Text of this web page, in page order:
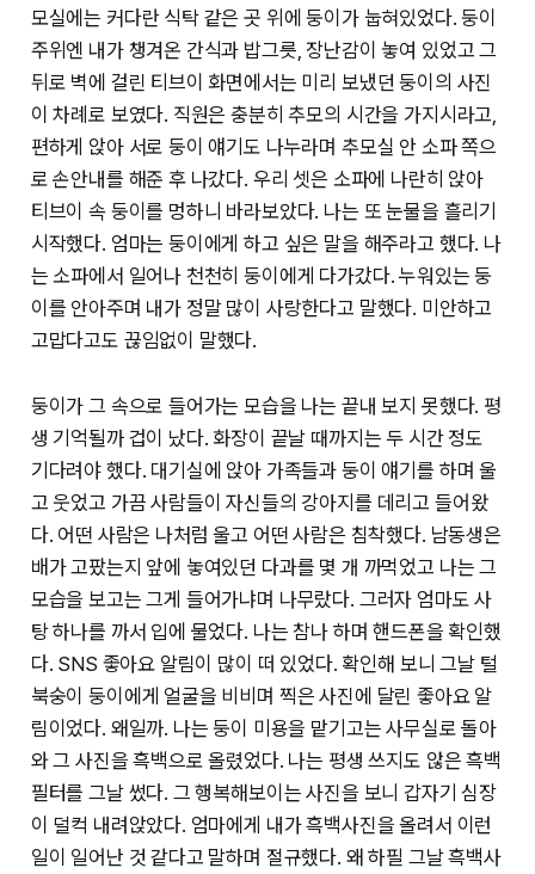
모실에는 커다란 식탁 같은 곳 위에 둥이가 눕혀있었다. 둥이
주위엔 내가 챙겨온 간식과 밥그릇, 장난감이 놓여 있었고 그
뒤로 벽에 걸린 티브이 화면에서는 미리 보냈던 둥이의 사진
이 차례로 보였다. 직원은 충분히 추모의 시간을 가지시라고,
편하게 앉아 서로 둥이 얘기도 나누라며 추모실 안 소파 쪽으
로 손안내를 해준 후 나갔다. 우리 셋은 소파에 나란히 앉아
티브이 속 둥이를 멍하니 바라보았다. 나는 또 눈물을 흘리기
시작했다. 엄마는 둥이에게 하고 싶은 말을 해주라고 했다. 나
는 소파에서 일어나 천천히 둥이에게 다가갔다. 누워있는 둥
이를 안아주며 내가 정말 많이 사랑한다고 말했다. 미안하고
고맙다고도 끊임없이 말했다.
둥이가 그 속으로 들어가는 모습을 나는 끝내 보지 못했다. 평
생 기억될까 겁이 났다. 화장이 끝날 때까지는 두 시간 정도
기다려야 했다. 대기실에 앉아 가족들과 둥이 얘기를 하며 울
고 웃었고 가끔 사람들이 자신들의 강아지를 데리고 들어왔
다. 어떤 사람은 나처럼 울고 어떤 사람은 침착했다. 남동생은
배가 고팠는지 앞에 놓여있던 다과를 몇 개 까먹었고 나는 그
모습을 보고는 그게 들어가냐며 나무랐다. 그러자 엄마도 사
탕 하나를 까서 입에 물었다. 나는 참나 하며 핸드폰을 확인했
다. SNS 좋아요 알림이 많이 떠 있었다. 확인해 보니 그날 털
북숭이 둥이에게 얼굴을 비비며 찍은 사진에 달린 좋아요 알
림이었다. 왜일까. 나는 둥이 미용을 맡기고는 사무실로 돌아
와 그 사진을 흑백으로 올렸었다. 나는 평생 쓰지도 않은 흑백
필터를 그날 썼다. 그 행복해보이는 사진을 보니 갑자기 심장
이 덜컥 내려앉았다. 엄마에게 내가 흑백사진을 올려서 이런
일이 일어난 것 같다고 말하며 절규했다. 왜 하필 그날 흑백사